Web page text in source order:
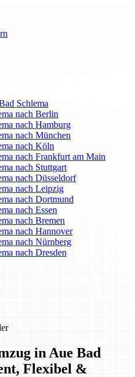
Schlema
nach Berlin
nach Hamburg
nach München
nach Köln
nach Frankfurt am Main
nach Stuttgart
nach Düsseldorf
nach Leipzig
nach Dortmund
nach Essen
nach Bremen
nach Hannover
nach Nürnberg
nach Dresden
in Aue Bad
Flexibel &